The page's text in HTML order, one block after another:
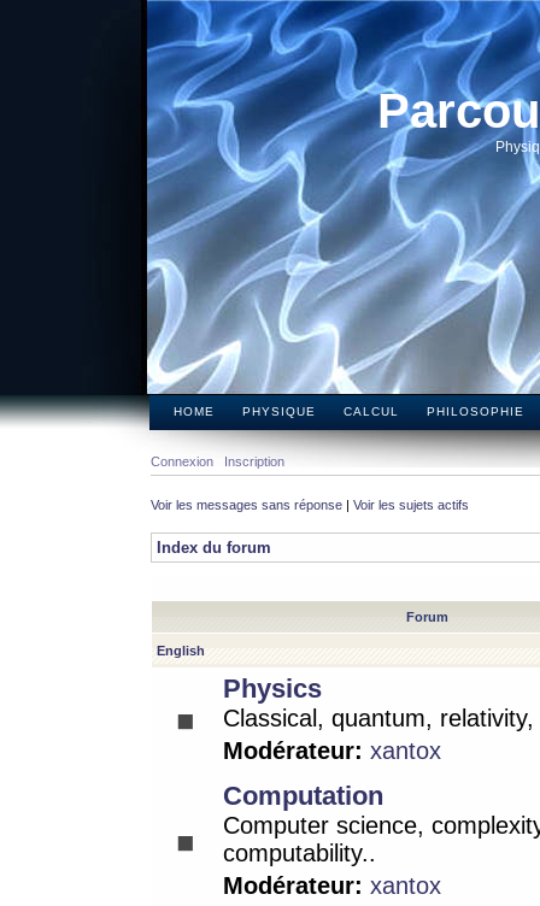
HOME PHYSIQUE CALCUL PHILOSOPHIE
Connexion Inscription
Voir les messages sans réponse | Voir les sujets actifs
Index du forum
Forum
English
Physics
Classical, quantum,
Modérateur: xantox
Computation
Computer science,
computability..
Modérateur: xantox